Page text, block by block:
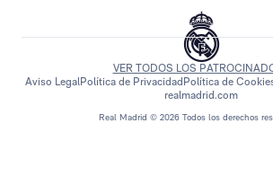
Real Madrid © 2026 Todos los derechos
VER TODOS LOS
Aviso LegalPolítica de Privacidad Política de
realmadrid.com